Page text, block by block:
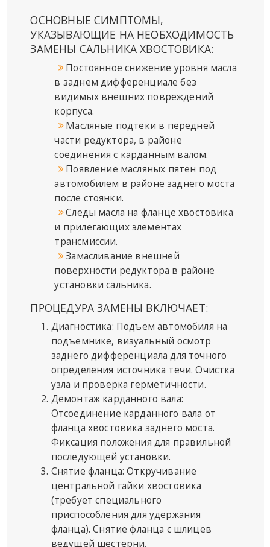
ОСНОВНЫЕ СИМПТОМЫ,
УКАЗЫВАЮЩИЕ НА НЕОБХОДИМОСТЬ
ЗАМЕНЫ САЛЬНИКА ХВОСТОВИКА:
Постоянное снижение уровня масла
в заднем дифференциале без
видимых внешних повреждений
корпуса.
Масляные подтеки в передней
части редуктора, в районе
соединения с карданным валом.
Появление масляных пятен под
автомобилем в районе заднего моста
после стоянки.
Следы масла на фланце хвостовика
и прилегающих элементах
трансмиссии.
Замасливание внешней
поверхности редуктора в районе
установки сальника.
ПРОЦЕДУРА ЗАМЕНЫ ВКЛЮЧАЕТ:
Диагностика: Подъем автомобиля на
подъемнике, визуальный осмотр
заднего дифференциала для точного
определения источника течи. Очистка
узла и проверка герметичности.
Демонтаж карданного вала:
Отсоединение карданного вала от
фланца хвостовика заднего моста.
Фиксация положения для правильной
последующей установки.
Снятие фланца: Откручивание
центральной гайки хвостовика
(требует специального
приспособления для удержания
фланца). Снятие фланца с шлицев
ведущей шестерни.